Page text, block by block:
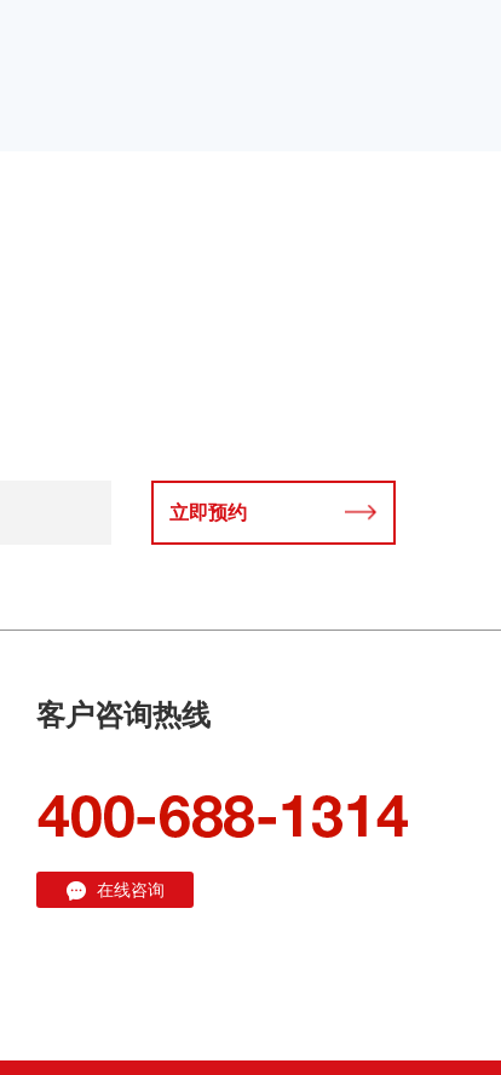
立即预约
客户咨询热线
在线咨询